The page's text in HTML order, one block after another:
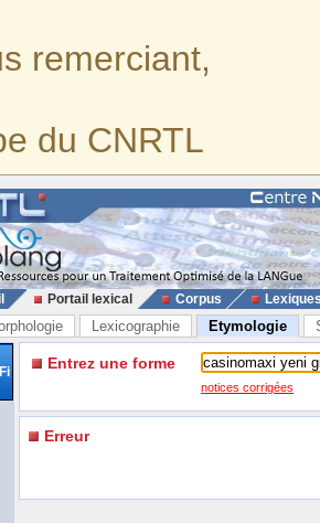
remerciant,
du CNRTL
Portail lexical Corpus
Lexicographie Etymologie
Entrez une forme
notices corrigées
Erreur